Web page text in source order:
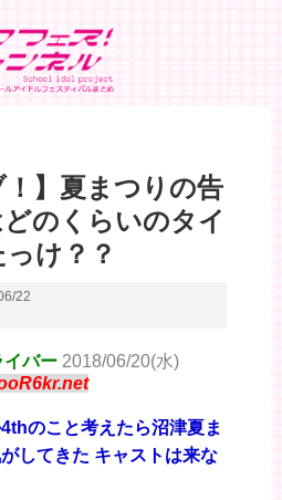
！】夏まつりの告
のくらいのタイ
け？？
22
イバー 2018/06/20(水)
のこと考えたら沼津夏ま
してきた キャストは来な